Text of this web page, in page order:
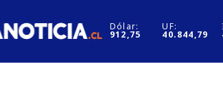
Dólar:
912,75
UF:
40.844,79